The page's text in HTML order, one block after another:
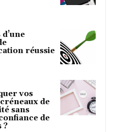
réussie
vos
de
sans
de
?